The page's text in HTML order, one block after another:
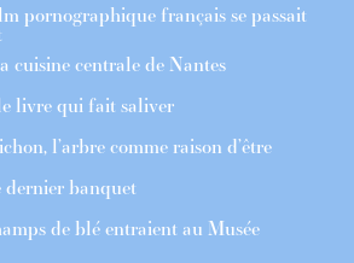
pornographique français se passait
cuisine centrale de Nantes
livre qui fait saliver
l’arbre comme raison d’être
dernier banquet
de blé entraient au Musée